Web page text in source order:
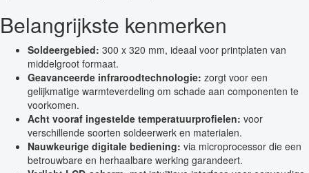
Belangrijkste kenmerken
Soldeergebied: 300 x 320 mm, ideaal voor printplaten van
middelgroot formaat.
Geavanceerde infraroodtechnologie: zorgt voor een
gelijkmatige warmteverdeling om schade aan componenten te
voorkomen.
Acht vooraf ingestelde temperatuurprofielen: voor
verschillende soorten soldeerwerk en materialen.
Nauwkeurige digitale bediening: via microprocessor die een
betrouwbare en herhaalbare werking garandeert.